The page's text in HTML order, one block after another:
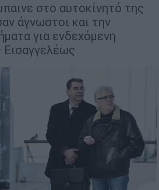
στο αυτοκίνητό της
άγνωστοι και την
για ενδεχόμενη
Εισαγγελέως